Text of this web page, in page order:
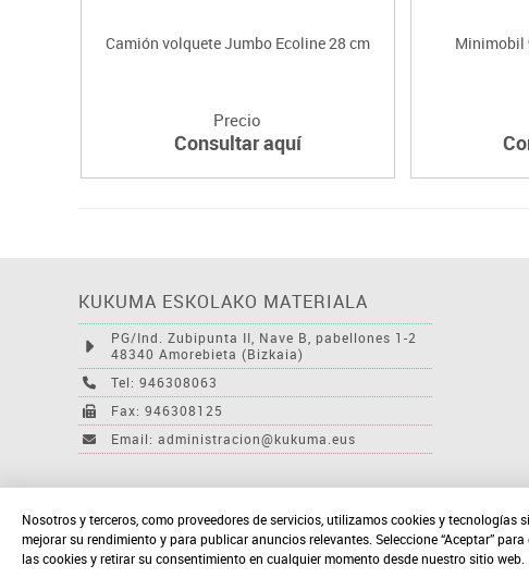
Camión volquete Jumbo Ecoline 28 cm
Precio
Consultar aquí
Minimobil
KUKUMA ESKOLAKO MATERIALA
PG/Ind. Zubipunta II, Nave B, pabellones 1-2
48340 Amorebieta (Bizkaia)
Tel: 946308063
Fax: 946308125
Email: administracion@kukuma.eus
Nosotros y terceros, como proveedores de servicios, utilizamos cookies y
mejorar su rendimiento y para publicar anuncios relevantes. Seleccione “Aceptar”
las cookies y retirar su consentimiento en cualquier momento desde nuestro sitio web.